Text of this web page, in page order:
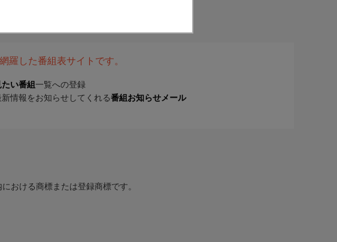
羅した番組表サイトです。
たい番組 一覧への登録
情報をお知らせしてくれる番組お知らせメール
おける商標または登録商標です。